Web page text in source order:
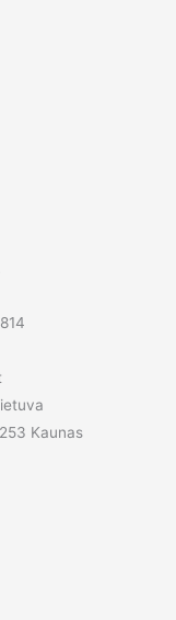
Kaunas